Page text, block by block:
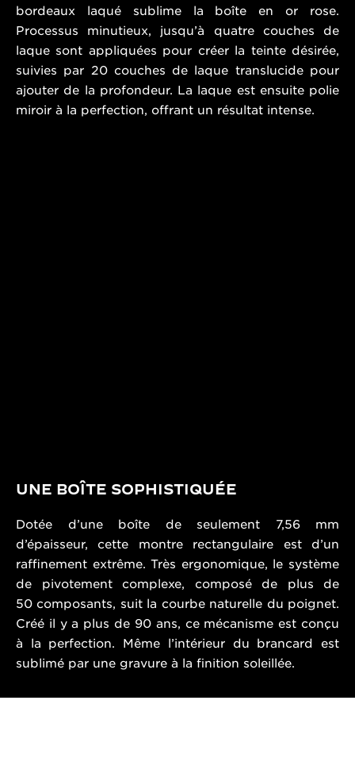
bordeaux laqué sublime la boîte en or rose.
Processus minutieux, jusqu’à quatre couches de
laque sont appliquées pour créer la teinte désirée,
suivies par 20 couches de laque translucide pour
ajouter de la profondeur. La laque est ensuite polie
miroir à la perfection, offrant un résultat intense.
UNE BOÎTE SOPHISTIQUÉE
Dotée d’une boîte de seulement 7,56 mm
d’épaisseur, cette montre rectangulaire est d’un
raffinement extrême. Très ergonomique, le système
de pivotement complexe, composé de plus de
50 composants, suit la courbe naturelle du poignet.
Créé il y a plus de 90 ans, ce mécanisme est conçu
à la perfection. Même l’intérieur du brancard est
sublimé par une gravure à la finition soleillée.